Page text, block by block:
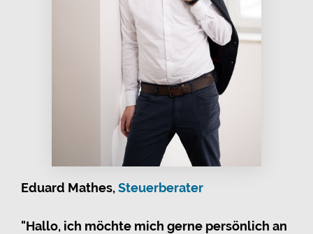
Eduard Mathes,Steuerberater
"Hallo, ich möchte mich gerne persönlich an